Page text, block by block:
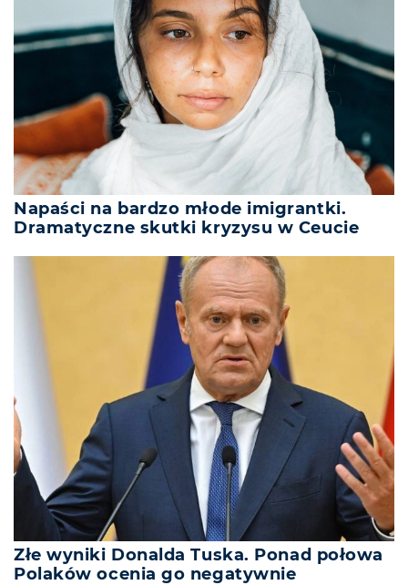
Napaści na bardzo młode imigrantki.
Dramatyczne skutki kryzysu w Ceucie
Złe wyniki Donalda Tuska. Ponad połowa
Polaków ocenia go negatywnie